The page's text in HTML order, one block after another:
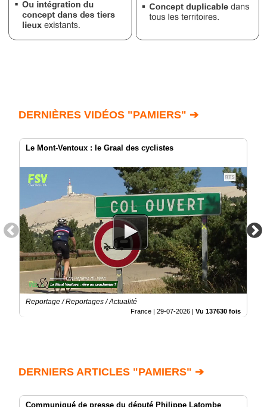
DERNIÈRES VIDÉOS "PAMIERS" ➔
Le Mont-Ventoux : le Graal des cyclistes
Reportage / Reportages / Actualité
France | 29-07-2026 | Vu 137630 fois
DERNIERS ARTICLES "PAMIERS" ➔
Communiqué de presse du député Philippe Latombe